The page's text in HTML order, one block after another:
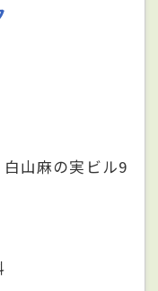
山麻の実ビル9